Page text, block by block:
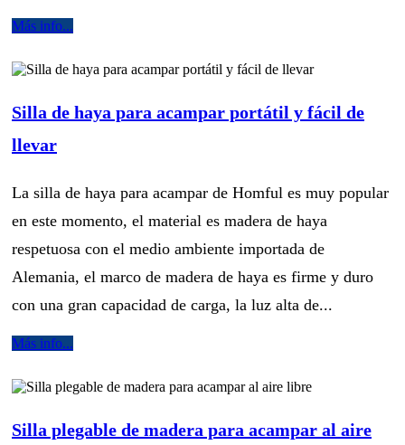
Más info...
Silla de haya para acampar portátil y fácil de
llevar
La silla de haya para acampar de Homful es muy popular
en este momento, el material es madera de haya
respetuosa con el medio ambiente importada de
Alemania, el marco de madera de haya es firme y duro
con una gran capacidad de carga, la luz alta de...
Más info...
Silla plegable de madera para acampar al aire